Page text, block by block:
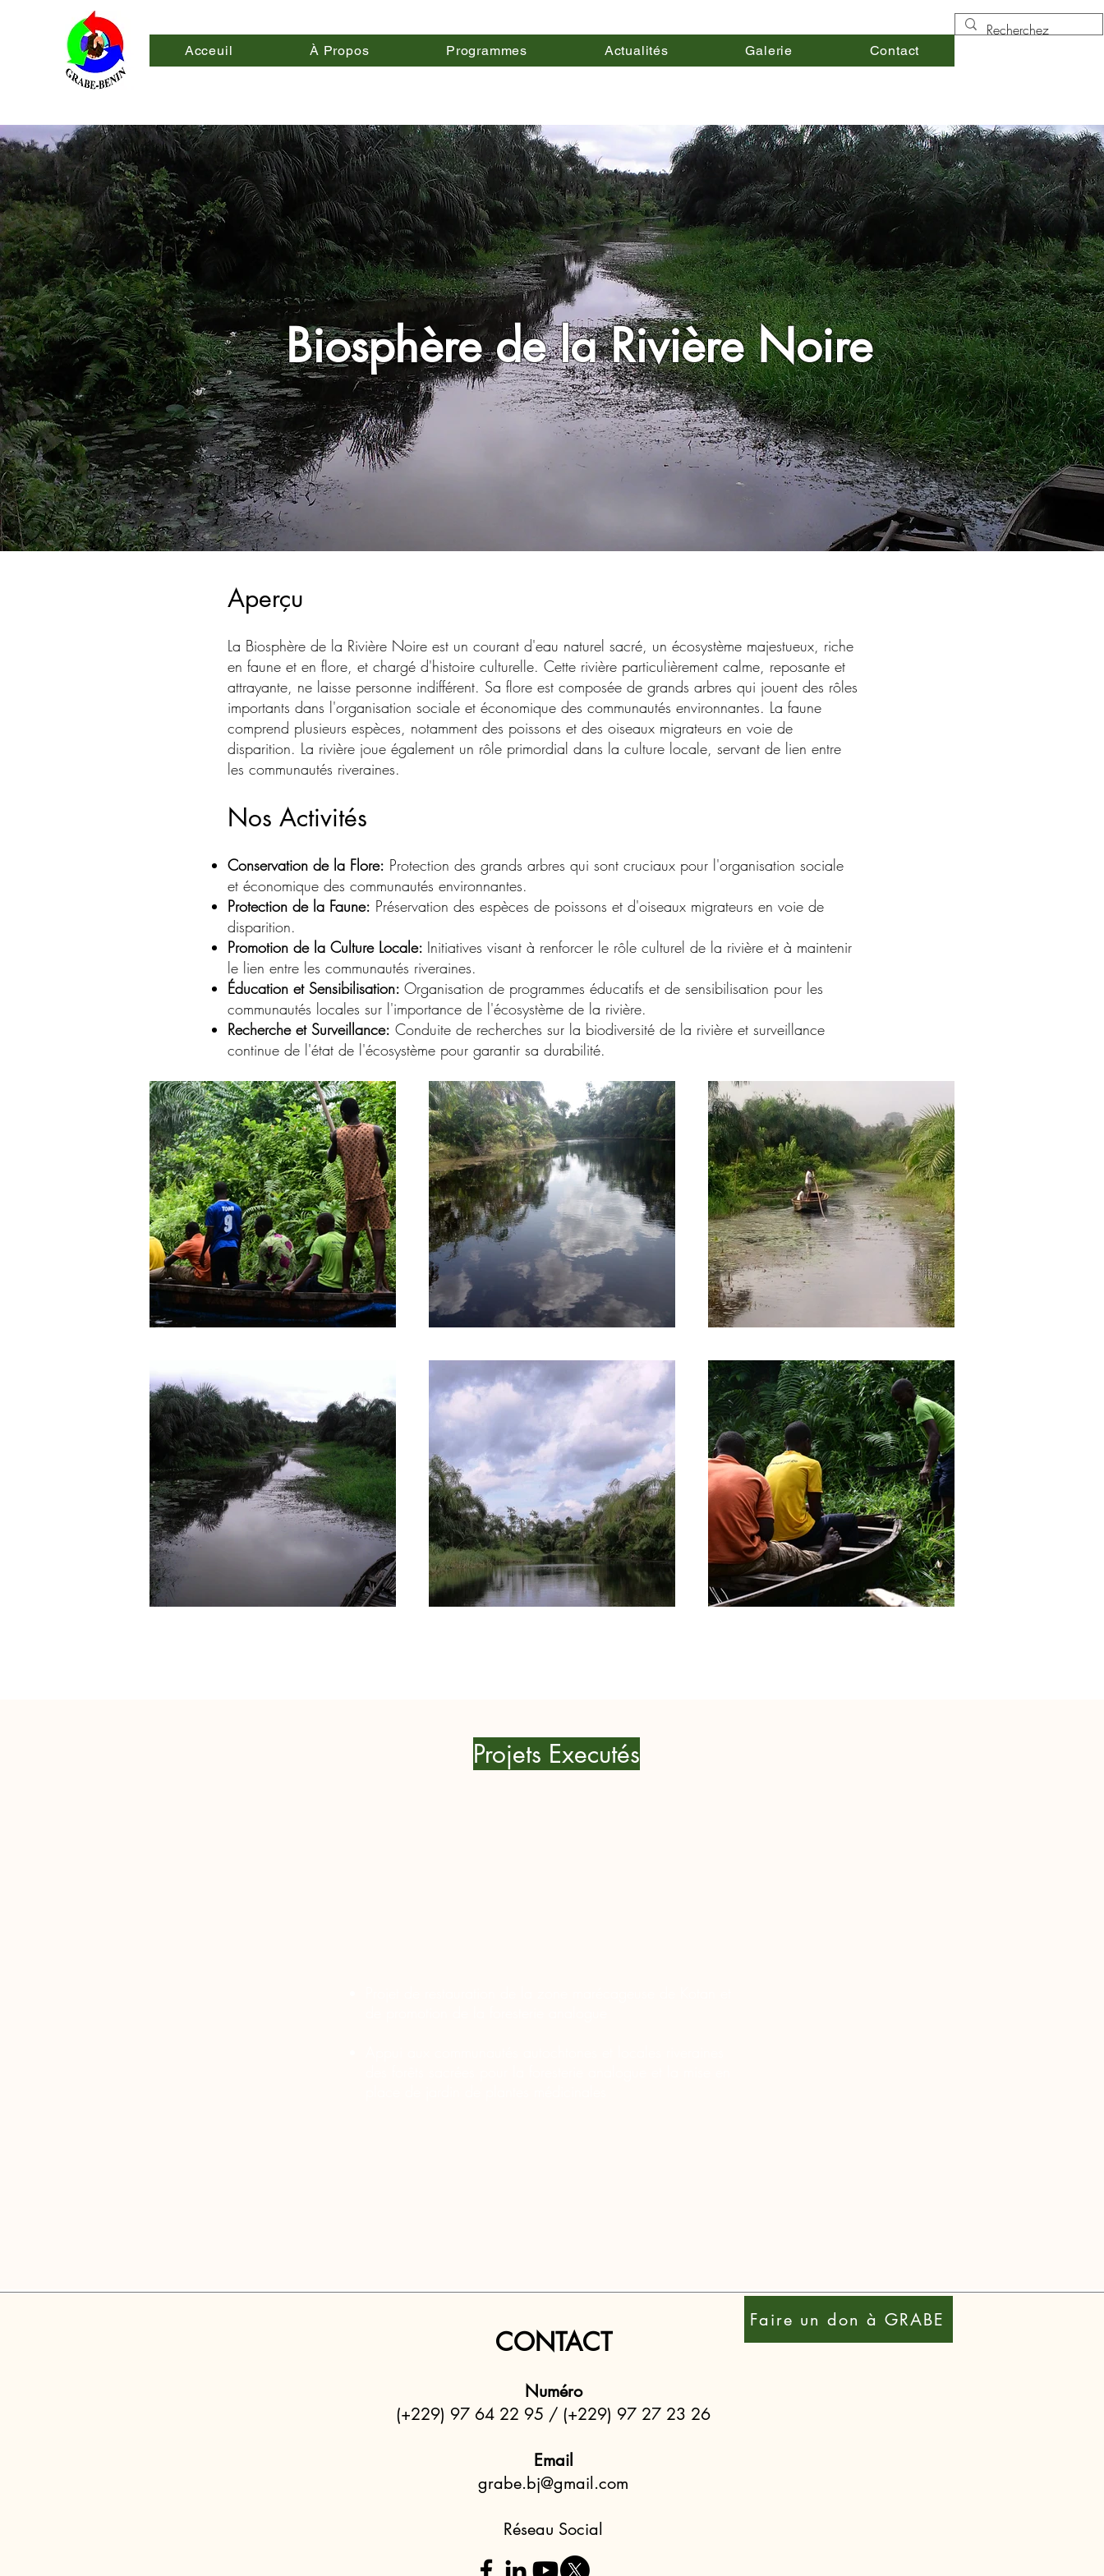
Acceuil À Propos Programmes Actualités Galerie Contact
⁠Biosphère de la Rivière Noire
Aperçu
La Biosphère de la Rivière Noire est un courant d'eau naturel sacré, un écosystème majestueux, riche
en faune et en flore, et chargé d'histoire culturelle. Cette rivière particulièrement calme, reposante et
attrayante, ne laisse personne indifférent. Sa flore est composée de grands arbres qui jouent des rôles
importants dans l'organisation sociale et économique des communautés environnantes. La faune
comprend plusieurs espèces, notamment des poissons et des oiseaux migrateurs en voie de
disparition. La rivière joue également un rôle primordial dans la culture locale, servant de lien entre
les communautés riveraines.
Nos Activités
Conservation de la Flore: Protection des grands arbres qui sont cruciaux pour l'organisation sociale
et économique des communautés environnantes.
Protection de la Faune: Préservation des espèces de poissons et d'oiseaux migrateurs en voie de
disparition.
Promotion de la Culture Locale: Initiatives visant à renforcer le rôle culturel de la rivière et à maintenir
le lien entre les communautés riveraines.
Éducation et Sensibilisation: Organisation de programmes éducatifs et de sensibilisation pour les
communautés locales sur l'importance de l'écosystème de la rivière.
Recherche et Surveillance: Conduite de recherches sur la biodiversité de la rivière et surveillance
continue de l'état de l'écosystème pour garantir sa durabilité.
Projets Executés
CONTACT
Numéro
(+229) 97 64 22 95 / (+229) 97 27 23 26
Email
grabe.bj@gmail.com
Réseau Social
Faire un don à GRABE